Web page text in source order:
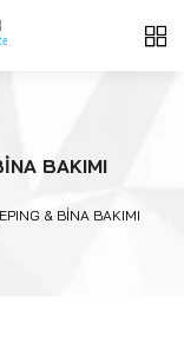
BAKIMI
& BİNA BAKIMI